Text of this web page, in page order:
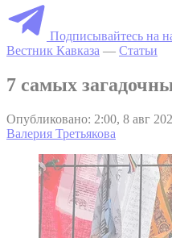
Подписывайтесь на
Вестник Кавказа — Статьи
7 самых
Опубликовано: 2:00, 8 авг
Валерия Третьякова